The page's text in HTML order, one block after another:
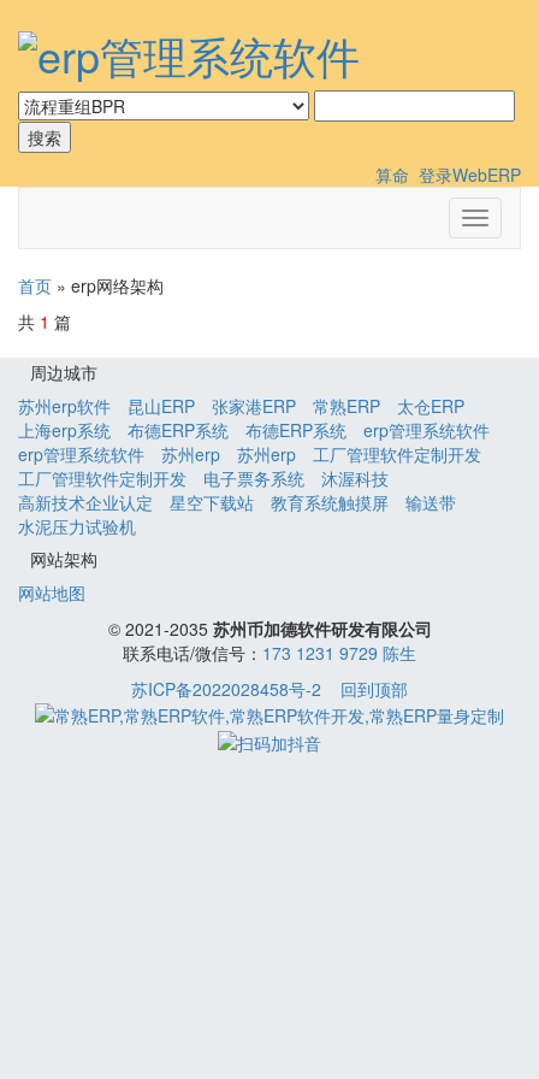
算命 登录WebERP
切
换
首页 » erp网络架构
共 1 篇
周边城市
苏州erp软件
昆山ERP 张家港ERP 常熟ERP
太仓ERP
上海erp系统
布德ERP系统 布德ERP系统
erp管理系统软件
erp管理系统软件
苏州erp 苏州erp
工厂管理软件定制开发
工厂管理软件定制开发
电子票务系统
沐渥科技
高新技术企业认定
星空下载站 教育系统触摸屏
输送带
水泥压力试验机
网站架构
网站地图
© 2021-2035 苏州币加德软件研发有限公司
联系电话/微信号： 173 1231 9729 陈生
苏ICP备2022028458号-2
回到顶部